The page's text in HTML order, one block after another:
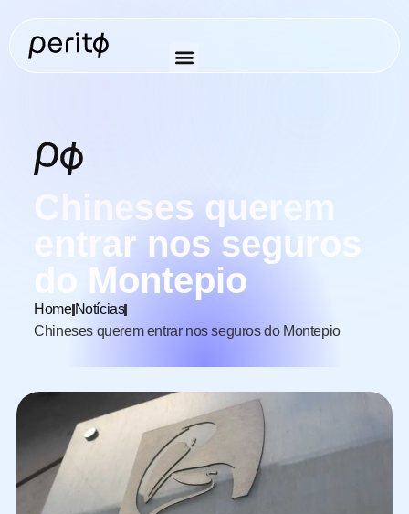
Chineses querem
entrar nos seguros
do Montepio
HomeNotícias
Chineses querem entrar nos seguros do Montepio